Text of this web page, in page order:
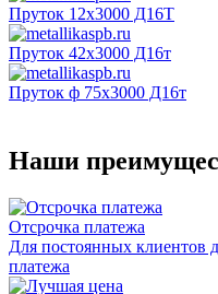
Пруток 12х3000 Д16Т
Пруток 42х3000 Д16т
Пруток ф 75х3000 Д16т
Наши
Отсрочка платежа
Для постоянных клиентов
платежа